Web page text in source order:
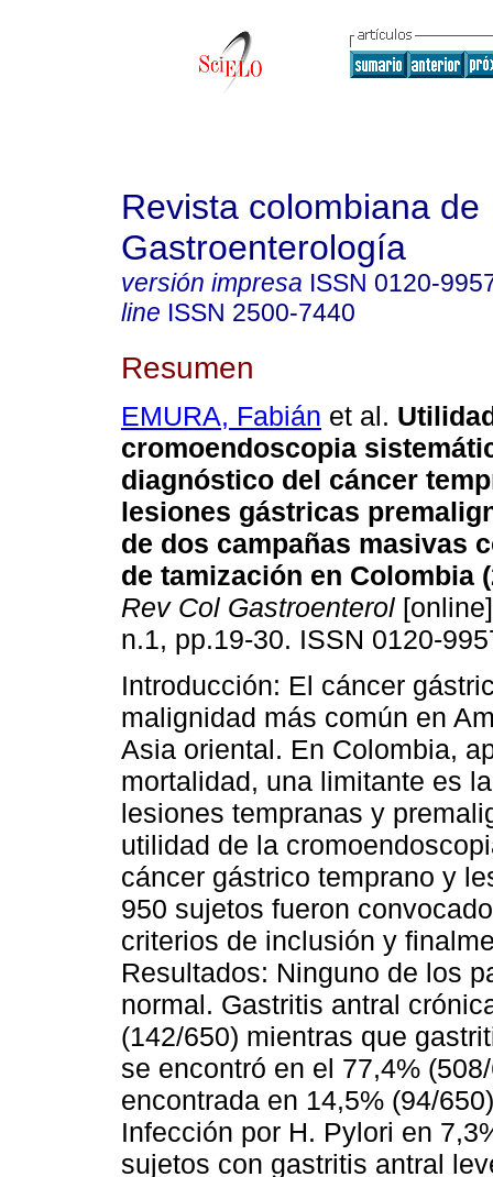
Revista colombiana de
Gastroenterología
versión impresa ISSN 0120-
line ISSN 2500-7440
Resumen
EMURA, Fabián et al.
cromoendoscopia
diagnóstico del cáncer
lesiones gástricas
de dos campañas masivas
de tamización en Colombia
Rev Col Gastroenterol
n.1, pp.19-30. ISSN 0120-
Introducción: El cáncer
malignidad más común en
Asia oriental. En Colombia,
mortalidad, una limitante es
lesiones tempranas y
utilidad de la
cáncer gástrico temprano y
950 sujetos fueron
criterios de inclusión y
Resultados: Ninguno de los
normal. Gastritis antral
(142/650) mientras que
se encontró en el 77,4%
encontrada en 14,5% (94/
Infección por H. Pylori en
sujetos con gastritis antral